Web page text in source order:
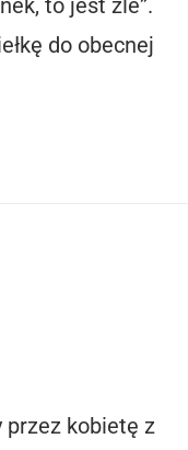
to jest źle”.
do obecnej
przez kobietę z